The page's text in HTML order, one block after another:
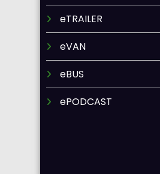
eTRAILER
eVAN
eBUS
ePODCAST